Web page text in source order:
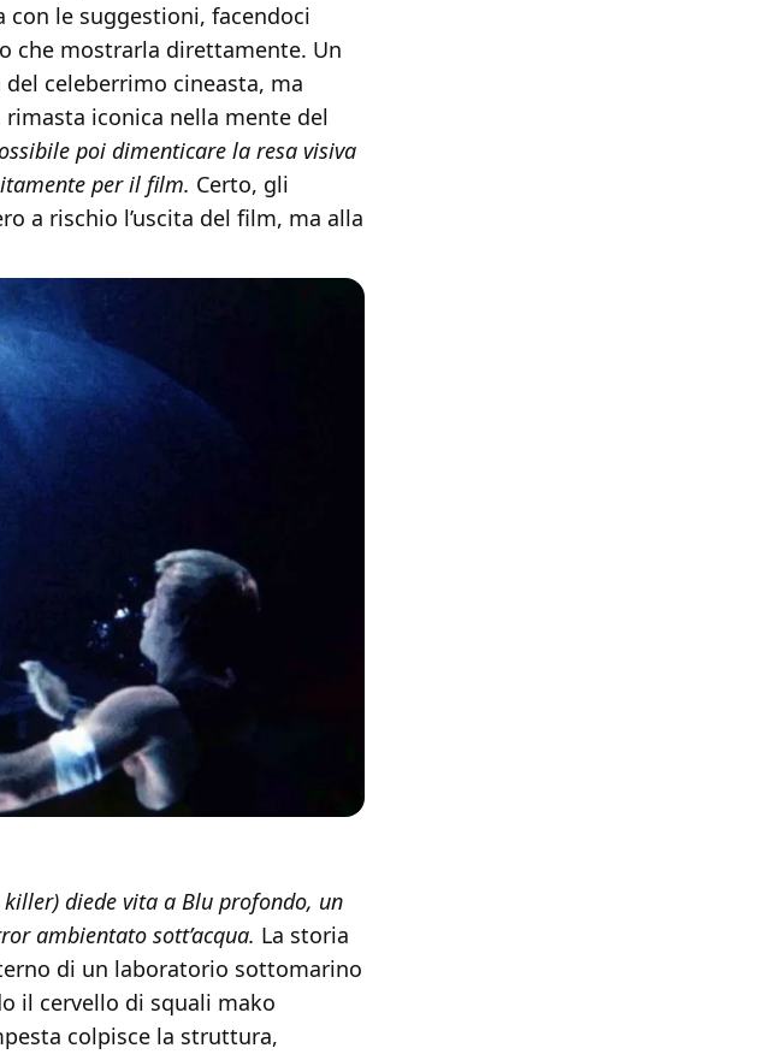
le suggestioni, facendoci
che mostrarla direttamente. Un
celeberrimo cineasta, ma
iconica nella mente del
poi dimenticare la resa visiva
per il film. Certo, gli
a rischio l’uscita del film, ma alla
diede vita a Blu profondo, un
ambientato sott’acqua. La storia
di un laboratorio sottomarino
il cervello di squali mako
colpisce la struttura,